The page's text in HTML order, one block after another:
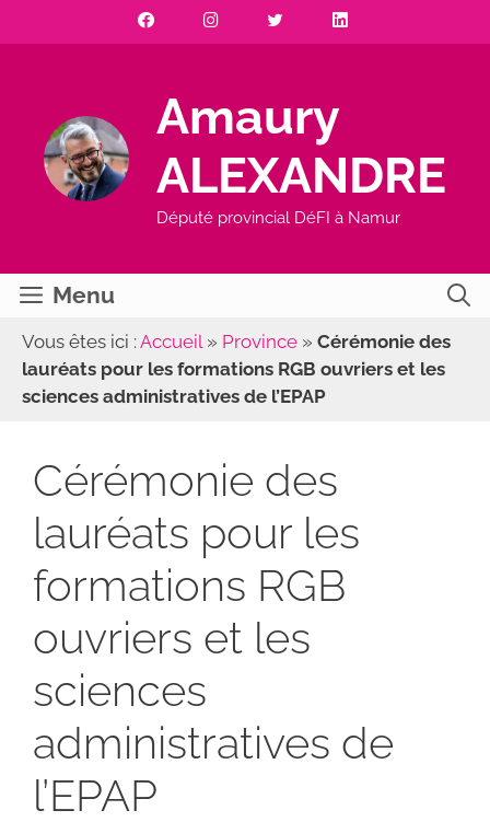
au
Amaury
ALEXANDRE
Député provincial DéFI à Namur
Menu
Vous êtes ici : Accueil» Province » Cérémonie des
lauréats pour les formations RGB ouvriers et les
sciences administratives de l’EPAP
Cérémonie des
lauréats pour les
formations RGB
ouvriers et les
sciences
administratives de
l’EPAP